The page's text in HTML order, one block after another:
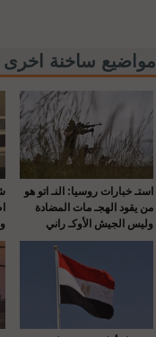
مواضيع ساخنة اخرى
استـ خبارات روسيا: النـ اتو هو
من يقود الهجـ مات المضادة
وليس الجيش الأوكـ راني